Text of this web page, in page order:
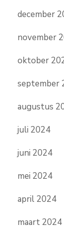
december
november
oktober
september
augustus
juli 2024
juni 2024
mei 2024
april 2024
maart 2024